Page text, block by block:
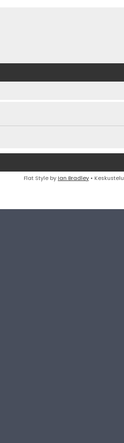
Flat Style by Ian Bradley •